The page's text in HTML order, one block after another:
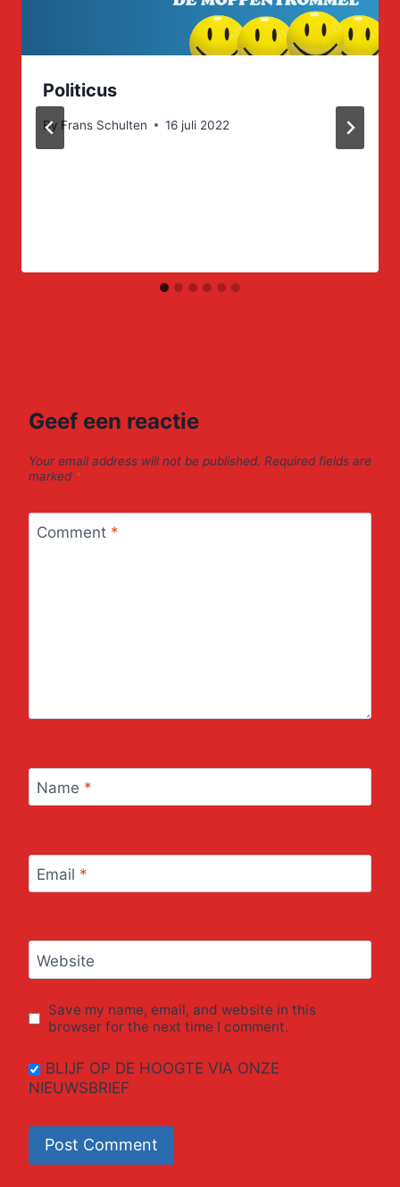
Politicus
By Frans Schulten 16 juli 2022
Geef een reactie
Your email address will not be published. Required fields are
marked *
Comment *
Name *
Email *
Website
Save my name, email, and website in this
browser for the next time I comment.
BLIJF OP DE HOOGTE VIA ONZE
NIEUWSBRIEF